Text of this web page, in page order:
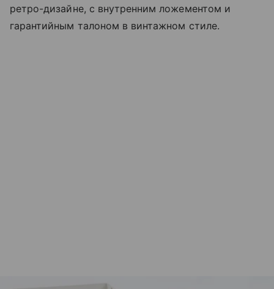
ретро-дизайне, с внутренним ложементом и
гарантийным талоном в винтажном стиле.